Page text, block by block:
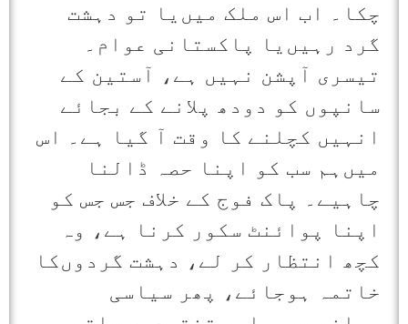
چکا۔ اب اس ملک میں‌یا تو دہشت
گرد رہیں‌یا پاکستانی عوام۔
تیسری آپشن نہیں ہے، آستین کے
سانپوں کو دودھ پلانے کے بجائے
انہیں کچلنے کا وقت آ گیا ہے۔ اس
میں‌ہم سب کو اپنا حصہ ڈالنا
چاہیے۔ پاک فوج کے خلاف جس جس کو
اپنا پوائنٹ سکور کرنا ہے، وہ
کچھ انتظار کر لے، دہشت گردوں‌کا
خاتمہ ہوجائے، پھر سیاسی